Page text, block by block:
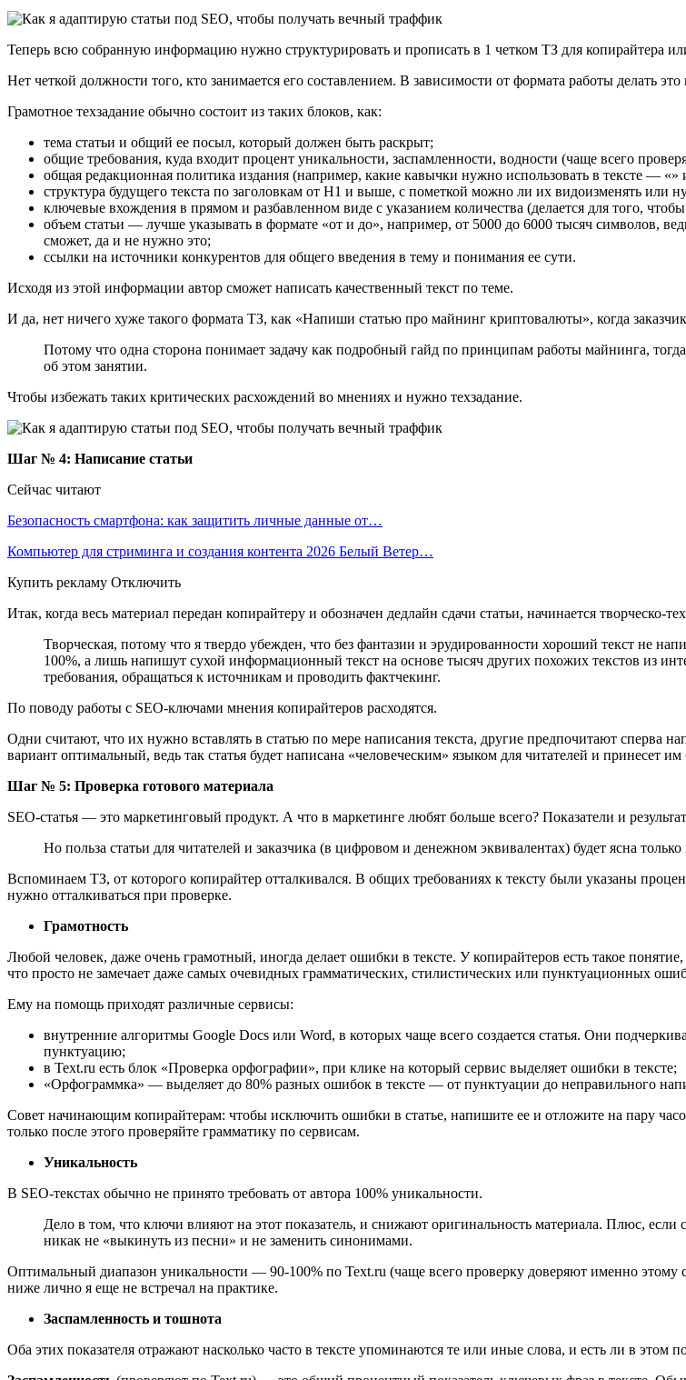
Теперь всю собранную информацию нужно структурировать и прописать в 1 четком ТЗ для копирайтера
Нет четкой должности того, кто занимается его составлением. В зависимости от формата работы делать
Грамотное техзадание обычно состоит из таких блоков, как:
тема статьи и общий ее посыл, который должен быть раскрыт;
общие требования, куда входит процент уникальности, заспамленности, водности (чаще всего
общая редакционная политика издания (например, какие кавычки нужно использовать в тексте ― «»
структура будущего текста по заголовкам от H1 и выше, с пометкой можно ли их видоизменять или
ключевые вхождения в прямом и разбавленном виде с указанием количества (делается для того,
объем статьи ― лучше указывать в формате «от и до», например, от 5000 до 6000 тысяч символов,
сможет, да и не нужно это;
ссылки на источники конкурентов для общего введения в тему и понимания ее сути.
Исходя из этой информации автор сможет написать качественный текст по теме.
И да, нет ничего хуже такого формата ТЗ, как «Напиши статью про майнинг криптовалюты», когда
Потому что одна сторона понимает задачу как подробный гайд по принципам работы майнинга,
об этом занятии.
Чтобы избежать таких критических расхождений во мнениях и нужно техзадание.
Шаг № 4: Написание статьи
Сейчас читают
Безопасность смартфона: как защитить личные данные от…
Компьютер для стриминга и создания контента 2026 Белый Ветер…
Купить рекламу Отключить
Итак, когда весь материал передан копирайтеру и обозначен дедлайн сдачи статьи, начинается творческо-
Творческая, потому что я твердо убежден, что без фантазии и эрудированности хороший текст не
100%, а лишь напишут сухой информационный текст на основе тысяч других похожих текстов из
требования, обращаться к источникам и проводить фактчекинг.
По поводу работы с SEO-ключами мнения копирайтеров расходятся.
Одни считают, что их нужно вставлять в статью по мере написания текста, другие предпочитают сперва
вариант оптимальный, ведь так статья будет написана «человеческим» языком для читателей и принесет
Шаг № 5: Проверка готового материала
SEO-статья ― это маркетинговый продукт. А что в маркетинге любят больше всего? Показатели и
Но польза статьи для читателей и заказчика (в цифровом и денежном эквивалентах) будет ясна
Вспоминаем ТЗ, от которого копирайтер отталкивался. В общих требованиях к тексту были указаны
нужно отталкиваться при проверке.
Грамотность
Любой человек, даже очень грамотный, иногда делает ошибки в тексте. У копирайтеров есть такое
что просто не замечает даже самых очевидных грамматических, стилистических или пунктуационных
Ему на помощь приходят различные сервисы:
внутренние алгоритмы Google Docs или Word, в которых чаще всего создается статья. Они
пунктуацию;
в Text.ru есть блок «Проверка орфографии», при клике на который сервис выделяет ошибки в тексте;
«Орфограммка» ― выделяет до 80% разных ошибок в тексте ― от пунктуации до неправильного
Совет начинающим копирайтерам: чтобы исключить ошибки в статье, напишите ее и отложите на пару
только после этого проверяйте грамматику по сервисам.
Уникальность
В SEO-текстах обычно не принято требовать от автора 100% уникальности.
Дело в том, что ключи влияют на этот показатель, и снижают оригинальность материала. Плюс, если
никак не «выкинуть из песни» и не заменить синонимами.
Оптимальный диапазон уникальности ― 90-100% по Text.ru (чаще всего проверку доверяют именно этому
ниже лично я еще не встречал на практике.
Заспамленность и тошнота
Оба этих показателя отражают насколько часто в тексте упоминаются те или иные слова, и есть ли в этом